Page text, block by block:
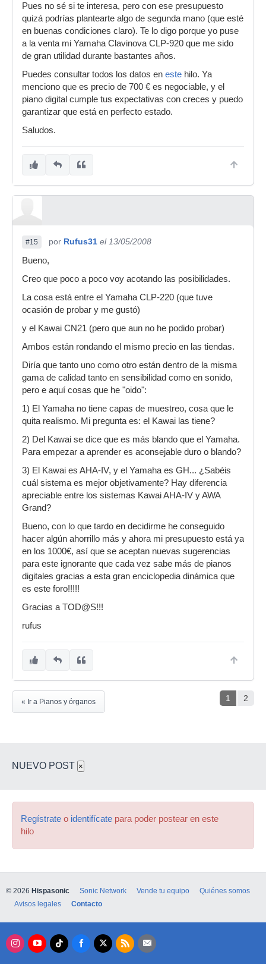
Pues no sé si te interesa, pero con ese presupuesto
quizá podrías plantearte algo de segunda mano (que esté
en buenas condiciones claro). Te lo digo porque yo puse
a la venta mi Yamaha Clavinova CLP-920 que me sido
de gran utilidad durante bastantes años.
Puedes consultar todos los datos en este hilo. Ya
menciono que es precio de 700 € es negociable, y el
piano digital cumple tus expectativas con creces y puedo
garantizar que está en perfecto estado.
Saludos.
#15 por Rufus31 el 13/05/2008
Bueno,
Creo que poco a poco voy acotando las posibilidades.
La cosa está entre el Yamaha CLP-220 (que tuve
ocasión de probar y me gustó)
y el Kawai CN21 (pero que aun no he podido probar)
Ambos están rondando el mismo precio en las tiendas.
Diría que tanto uno como otro están dentro de la misma
gama de calidad tanto en sensibilidad como en sonido,
pero e aquí cosas que he "oido":
1) El Yamaha no tiene capas de muestreo, cosa que le
quita realismo. Mi pregunta es: el Kawai las tiene?
2) Del Kawai se dice que es más blando que el Yamaha.
Para empezar a aprender es aconsejable duro o blando?
3) El Kawai es AHA-IV, y el Yamaha es GH... ¿Sabéis
cuál sistema es mejor objetivamente? Hay diferencia
apreciable entre los sistemas Kawai AHA-IV y AWA
Grand?
Bueno, con lo que tardo en decidirme he conseguido
hacer algún ahorrillo más y ahora mi presupuesto está ya
en los 1000€, así que se aceptan nuevas sugerencias
para este ignorante que cada vez sabe más de pianos
digitales gracias a esta gran enciclopedia dinámica que
es este foro!!!!!
Gracias a TOD@S!!!
rufus
1 2
« Ir a Pianos y órganos
NUEVO POST ×
Regístrate o identifícate para poder postear en este
hilo
© 2026 Hispasonic Sonic Network Vende tu equipo
Quiénes somos
Avisos legales
Contacto